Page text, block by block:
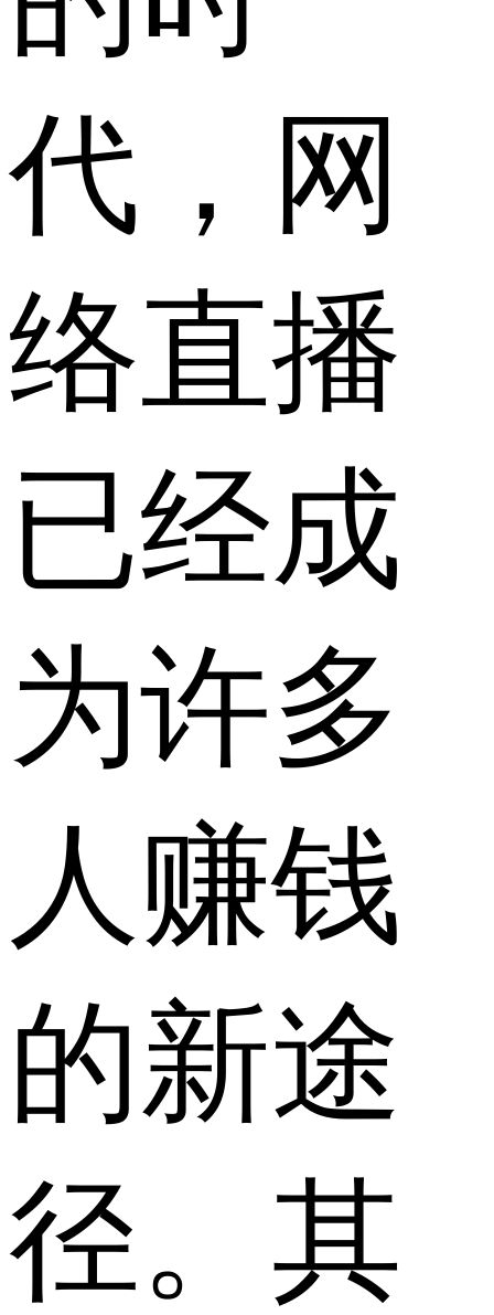
代，网
络直播
已经成
为许多
人赚钱
的新途
径。其